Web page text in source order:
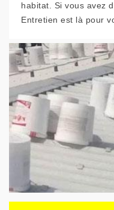
habitat. Si vous avez
Entretien est là pour